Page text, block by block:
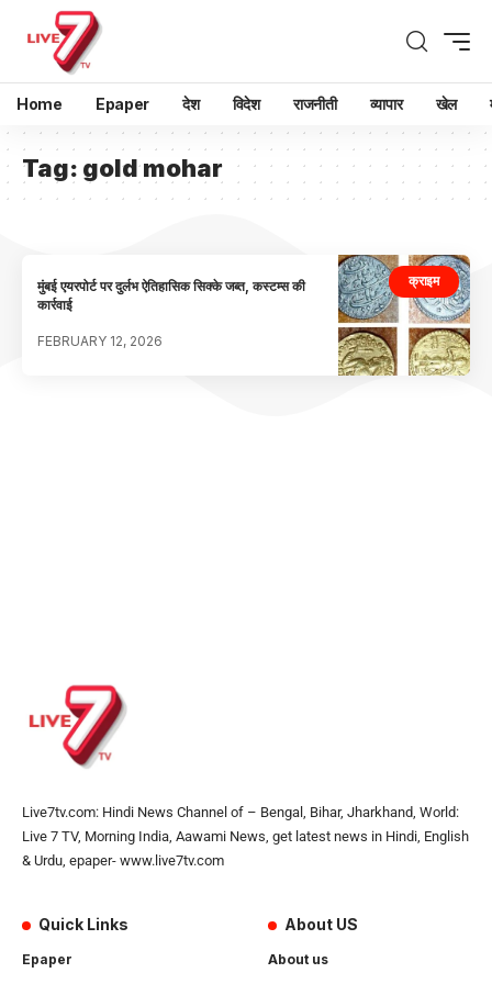
Home Epaper देश विदेश राजनीती व्यापार खेल
Tag: gold mohar
क्राइम
मुंबई एयरपोर्ट पर दुर्लभ ऐतिहासिक सिक्के जब्त, कस्टम्स की
कार्रवाई
FEBRUARY 12, 2026
Live7tv.com: Hindi News Channel of – Bengal, Bihar, Jharkhand, World:
Live 7 TV, Morning India, Aawami News, get latest news in Hindi, English
& Urdu, epaper- www.live7tv.com
Quick Links
Epaper
About US
About us